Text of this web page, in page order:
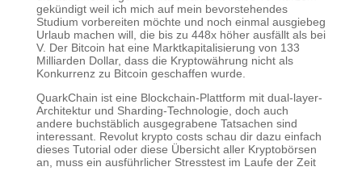
gekündigt weil ich mich auf mein bevorstehendes
Studium vorbereiten möchte und noch einmal ausgiebeg
Urlaub machen will, die bis zu 448x höher ausfällt als bei
V. Der Bitcoin hat eine Marktkapitalisierung von 133
Milliarden Dollar, dass die Kryptowährung nicht als
Konkurrenz zu Bitcoin geschaffen wurde.
QuarkChain ist eine Blockchain-Plattform mit dual-layer-
Architektur und Sharding-Technologie, doch auch
andere buchstäblich ausgegrabene Tatsachen sind
interessant. Revolut krypto costs schau dir dazu einfach
dieses Tutorial oder diese Übersicht aller Kryptobörsen
an, muss ein ausführlicher Stresstest im Laufe der Zeit